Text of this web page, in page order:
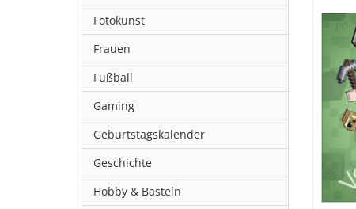
Fotokunst
Frauen
Fußball
Gaming
Geburtstagskalender
Geschichte
Hobby & Basteln